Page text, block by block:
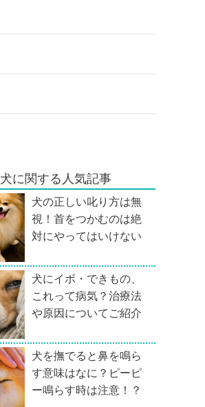
犬に関する人気記事
犬の正しい叱り方は無
視！首をつかむのは絶
対にやってはいけない
犬にイボ・できもの、
これって病気？治療法
や原因についてご紹介
犬を撫でると鼻を鳴ら
す意味はなに？ピーピ
ー鳴らす時は注意！？